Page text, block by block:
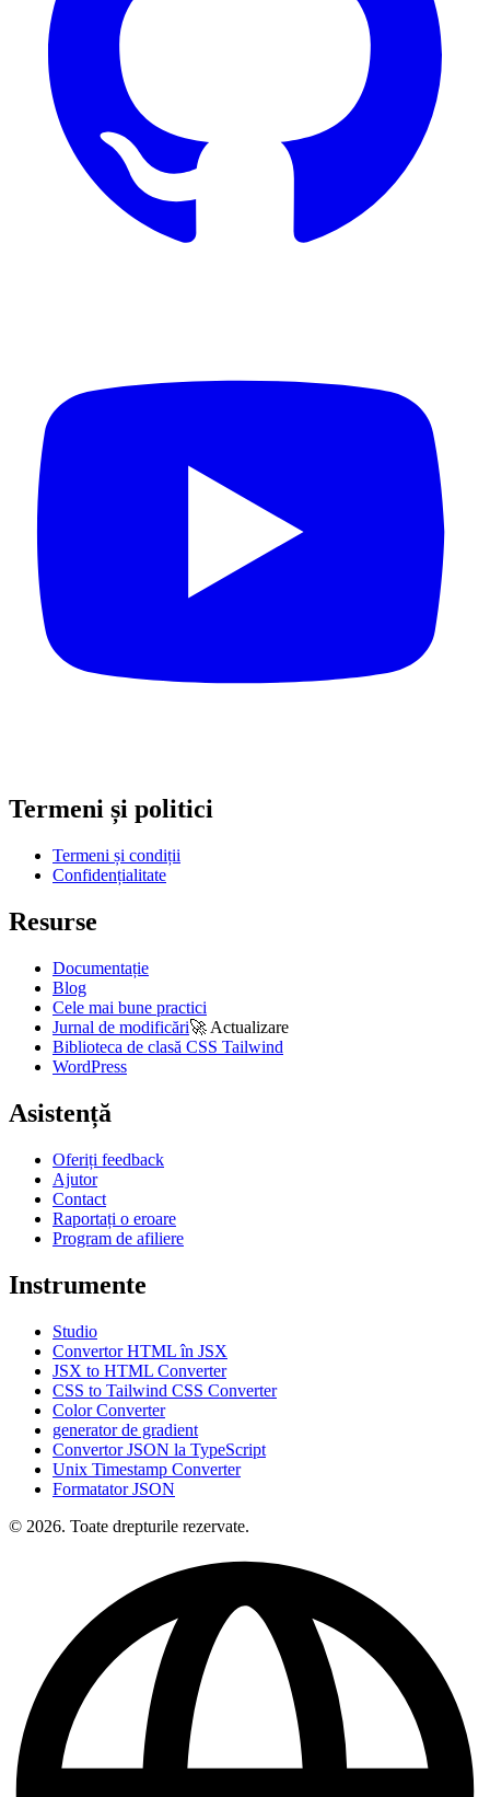
Termeni și politici
Termeni și condiții
Confidențialitate
Resurse
Documentație
Blog
Cele mai bune practici
Jurnal de modificări🚀 Actualizare
Biblioteca de clasă CSS Tailwind
WordPress
Asistență
Oferiți feedback
Ajutor
Contact
Raportați o eroare
Program de afiliere
Instrumente
Studio
Convertor HTML în JSX
JSX to HTML Converter
CSS to Tailwind CSS Converter
Color Converter
generator de gradient
Convertor JSON la TypeScript
Unix Timestamp Converter
Formatator JSON
© 2026. Toate drepturile rezervate.